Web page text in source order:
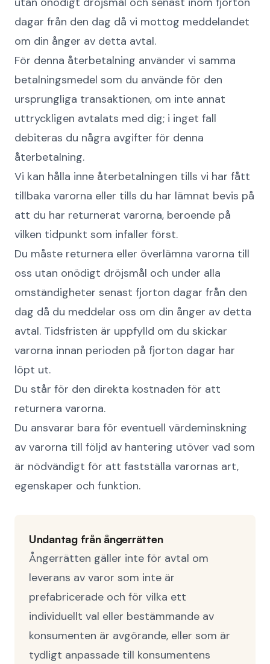
dagar från den dag då vi mottog meddelandet
om din ånger av detta avtal.
För denna återbetalning använder vi samma
betalningsmedel som du använde för den
ursprungliga transaktionen, om inte annat
uttryckligen avtalats med dig; i inget fall
debiteras du några avgifter för denna
återbetalning.
Vi kan hålla inne återbetalningen tills vi har fått
tillbaka varorna eller tills du har lämnat bevis på
att du har returnerat varorna, beroende på
vilken tidpunkt som infaller först.
Du måste returnera eller överlämna varorna till
oss utan onödigt dröjsmål och under alla
omständigheter senast fjorton dagar från den
dag då du meddelar oss om din ånger av detta
avtal. Tidsfristen är uppfylld om du skickar
varorna innan perioden på fjorton dagar har
löpt ut.
Du står för den direkta kostnaden för att
returnera varorna.
Du ansvarar bara för eventuell värdeminskning
av varorna till följd av hantering utöver vad som
är nödvändigt för att fastställa varornas art,
egenskaper och funktion.
Undantag från ångerrätten
Ångerrätten gäller inte för avtal om
leverans av varor som inte är
prefabricerade och för vilka ett
individuellt val eller bestämmande av
konsumenten är avgörande, eller som är
tydligt anpassade till konsumentens